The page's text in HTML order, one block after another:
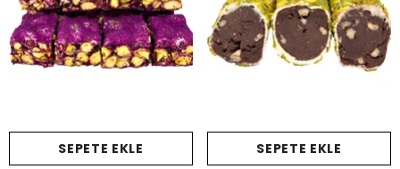
SEPETE EKLE SEPETE EKLE